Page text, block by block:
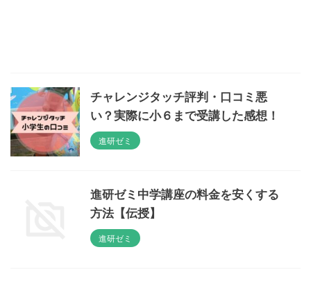
チャレンジタッチ評判・口コミ悪
い？実際に小６まで受講した感想！
進研ゼミ
進研ゼミ中学講座の料金を安くする
方法【伝授】
進研ゼミ